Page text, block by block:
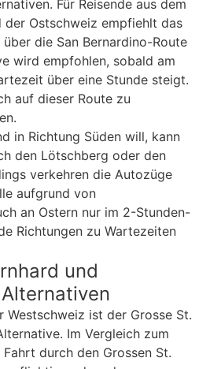
Für Reisende aus dem
der Ostschweiz empfiehlt das
die San Bernardino-Route
wird empfohlen, sobald am
über eine Stunde steigt.
auf dieser Route zu
in Richtung Süden will, kann
den Lötschberg oder den
verkehren die Autozüge
aufgrund von
an Ostern nur im 2-Stunden-
Richtungen zu Wartezeiten
und
Westschweiz ist der Grosse St.
Im Vergleich zum
durch den Grossen St.